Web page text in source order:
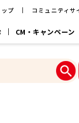
プ コミュニティサ
CM・キャンペーン
楽チ